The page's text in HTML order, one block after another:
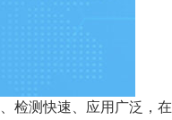
检测快速、应用广泛，在